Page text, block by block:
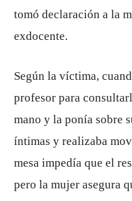
tomó declaración a la
exdocente.
Según la víctima,
profesor para
mano y la ponía sobre
íntimas y realizaba
mesa impedía que el
pero la mujer asegura